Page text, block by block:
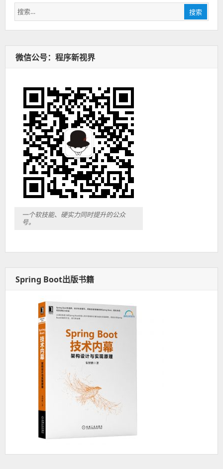
搜
索：
搜索
微信公号：程序新视界
一个软技能、硬实力同时提升的公众
号。
Spring Boot出版书籍